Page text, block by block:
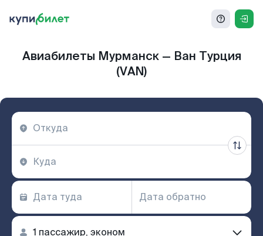
Авиабилеты Мурманск — Ван Турция
(VAN)